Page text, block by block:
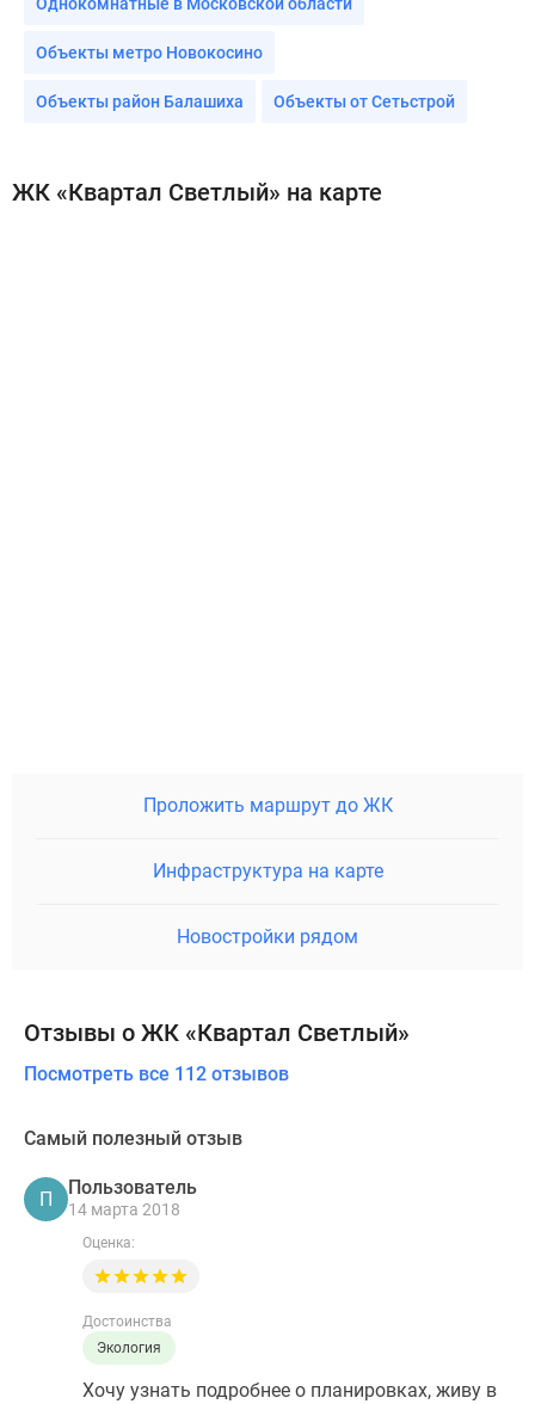
Однокомнатные в Московской области
Объекты метро Новокосино
Объекты район Балашиха Объекты от Сетьстрой
ЖК «Квартал Светлый» на карте
Проложить маршрут до ЖК
Инфраструктура на карте
Новостройки рядом
Отзывы о ЖК «Квартал Светлый»
Посмотреть все 112 отзывов
Самый полезный отзыв
П
Пользователь
14 марта 2018
Оценка:
Достоинства
Экология
Хочу узнать подробнее о планировках, живу в